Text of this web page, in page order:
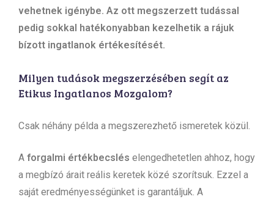
vehetnek igénybe. Az ott megszerzett tudással
pedig sokkal hatékonyabban kezelhetik a rájuk
bízott ingatlanok értékesítését.
Milyen tudások megszerzésében segít az
Etikus Ingatlanos Mozgalom?
Csak néhány példa a megszerezhető ismeretek közül.
A forgalmi értékbecslés elengedhetetlen ahhoz, hogy
a megbízó árait reális keretek közé szorítsuk. Ezzel a
saját eredményességünket is garantáljuk. A